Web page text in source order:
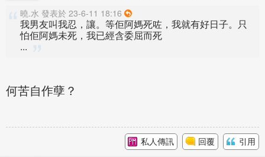
曉.水 發表於 23-6-11 18:16
我男友叫我忍，讓。等佢阿媽死咗，我就有好日子。只
怕佢阿媽未死，我已經含委屈而死
...
何苦自作孽？
私人傳訊 回覆 引用